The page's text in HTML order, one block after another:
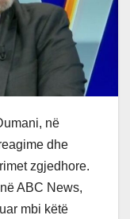
në
dhe
zgjedhore.
ABC News,
mbi këtë